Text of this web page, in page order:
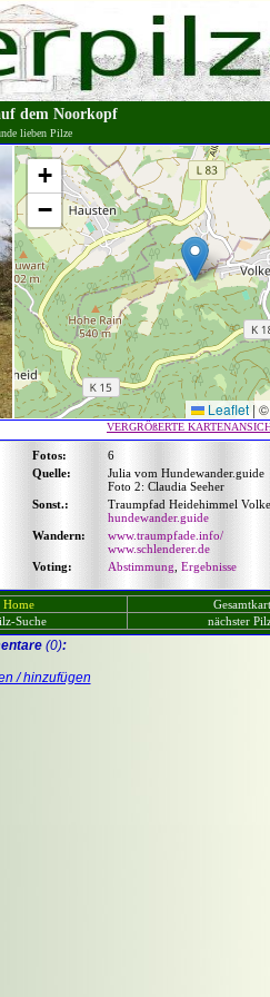
dem Noorkopf
lieben Pilze
+
−
Leaflet| ©
VERGRÖßERTE
Fotos:
6
Quelle:
Julia vom Hundewander.guide
Foto 2: Claudia Seeher
Sonst.:
Traumpfad Heidehimmel
hundewander.guide
Wandern:
www.traumpfade.info/
www.schlenderer.de
Voting:
Abstimmung Ergebnisse
Home
Suche nächster
(0):
/ hinzufügen